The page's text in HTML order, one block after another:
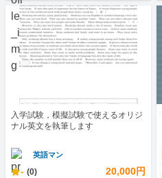
入学試験，模擬試験で使えるオリジ
ナル英文を執筆します
英語マン
- (0) 20,000円